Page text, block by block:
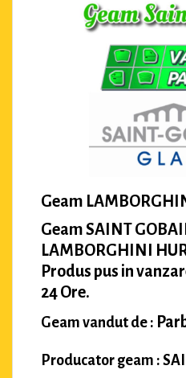
Geam
Geam SAINT
LAMBORGHINI
Produs pus in
24 Ore.
Geam vandut de :
Producator geam :